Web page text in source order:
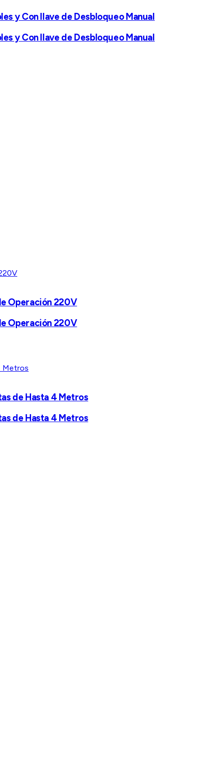
y Con llave de Desbloqueo Manual
y Con llave de Desbloqueo Manual
Operación 220V
Operación 220V
de Hasta 4 Metros
de Hasta 4 Metros